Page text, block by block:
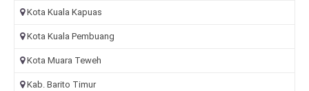
Kota Kuala Kapuas
Kota Kuala Pembuang
Kota Muara Teweh
Kab. Barito Timur